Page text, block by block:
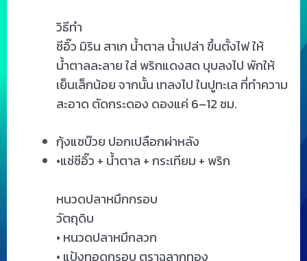
วิธีทำ
ซีอิ๊ว มิริน สาเก น้ำตาล น้ำเปล่า ขึ้นตั้งไฟ ให้
น้ำตาลละลาย ใส่ พริกแดงสด บุบลงไป พักให้
เย็นเล็กน้อย จากนั้น เทลงไป ในปูทะเล ที่ทำความ
สะอาด ตัดกระดอง ดองแค่ 6–12 ชม.
กุ้งแชบ๊วย ปอกเปลือกผ่าหลัง
•แช่ซีอิ๊ว + น้ำตาล + กระเทียม + พริก
หนวดปลาหมึกกรอบ
วัตถุดิบ
• หนวดปลาหมึกลวก
• แป้งทอดกรอบ ตราฉลากทอง